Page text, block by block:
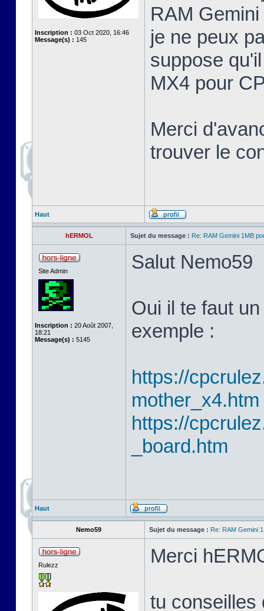
Inscription : 03 Oct 2020, 16:46
Message(s) : 145
RAM
je ne peux
suppose
MX4 pour
Merci
trouver le
Haut
hERMOL Sujet du message : Re: RAM Gemini 1MB
Site Admin
Inscription : 20 Août 2007,
18:21
Message(s) : 5145
Salut Nemo59
Oui il te faut
exemple :
https://
mother_x4.htm
https://
_board.htm
Haut
Nemo59 Sujet du message : Re: RAM Gemini
Rulezz Merci
tu conseilles